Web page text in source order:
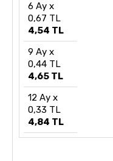
6 Ay x
0,67 TL
4,54 TL
9 Ay x
0,44 TL
4,65 TL
12 Ay x
0,33 TL
4,84 TL